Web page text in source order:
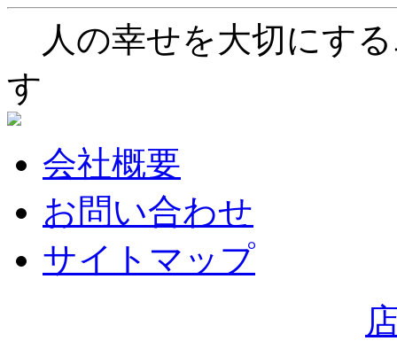
人の幸せを大切にす
す
会社概要
お問い合わせ
サイトマップ